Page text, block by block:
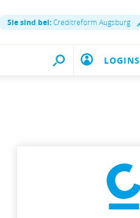
Sie sind bei:Creditreform Augsburg
LOGINS